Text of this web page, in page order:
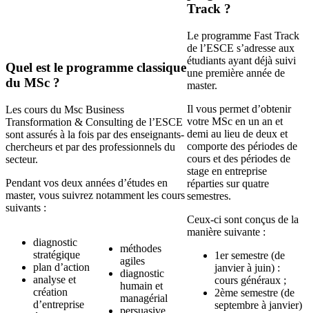
Quel est le programme classique
du MSc ?
Les cours du Msc Business
Transformation & Consulting de l’ESCE
sont assurés à la fois par des enseignants-
chercheurs et par des professionnels du
secteur.
Pendant vos deux années d’études en
master, vous suivrez notamment les cours
suivants :
diagnostic
stratégique
plan d’action
analyse et
création
d’entreprise
méthodes
agiles
diagnostic
humain et
managérial
persuasive
Track ?
Le programme Fast Track
de l’ESCE s’adresse aux
étudiants ayant déjà suivi
une première année de
master.
Il vous permet d’obtenir
votre MSc en un an et
demi au lieu de deux et
comporte des périodes de
cours et des périodes de
stage en entreprise
réparties sur quatre
semestres.
Ceux-ci sont conçus de la
manière suivante :
1er semestre (de
janvier à juin) :
cours généraux ;
2ème semestre (de
septembre à janvier)